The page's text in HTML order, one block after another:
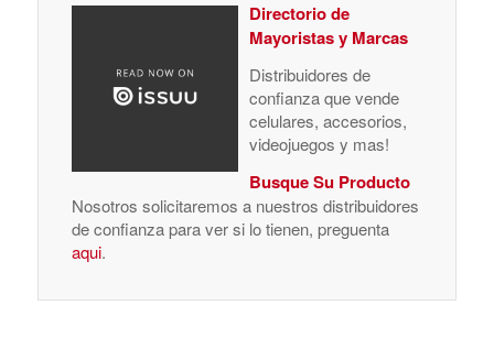
Directorio de
Mayoristas y Marcas
Distribuidores de
confianza que vende
celulares, accesorios,
videojuegos y mas!
Busque Su Producto
Nosotros solicitaremos a nuestros distribuidores
de confianza para ver si lo tienen, preguenta
aqui.